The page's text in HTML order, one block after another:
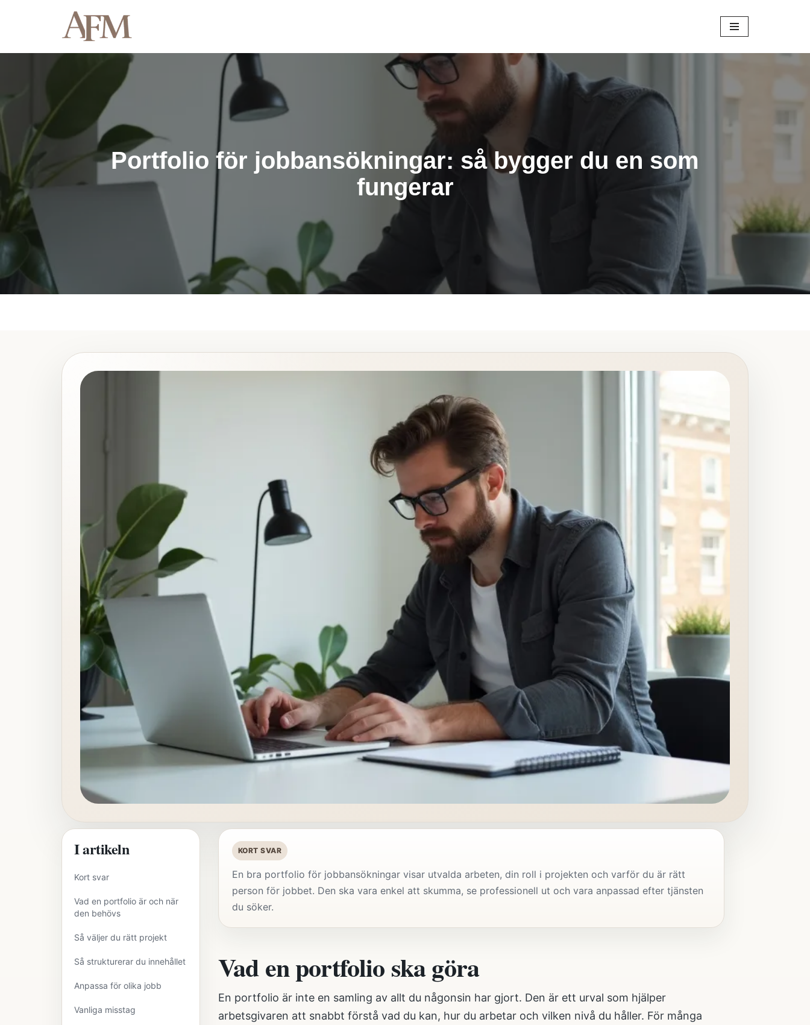
Portfolio för jobbansökningar: så bygger du en som
fungerar
I artikeln
Kort svar
Vad en portfolio är och när
den behövs
Så väljer du rätt projekt
Så strukturerar du innehållet
Anpassa för olika jobb
Vanliga misstag
KORT SVAR
En bra portfolio för jobbansökningar visar utvalda arbeten, din roll i projekten och varför du är rätt
person för jobbet. Den ska vara enkel att skumma, se professionell ut och vara anpassad efter tjänsten
du söker.
Vad en portfolio ska göra
En portfolio är inte en samling av allt du någonsin har gjort. Den är ett urval som hjälper
arbetsgivaren att snabbt förstå vad du kan, hur du arbetar och vilken nivå du håller. För många